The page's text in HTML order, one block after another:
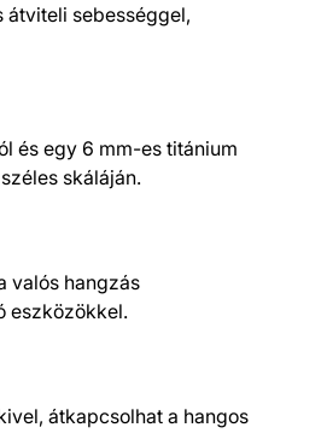
átviteli sebességgel,
és egy 6 mm-es titánium
skáláján.
valós hangzás
eszközökkel.
átkapcsolhat a hangos